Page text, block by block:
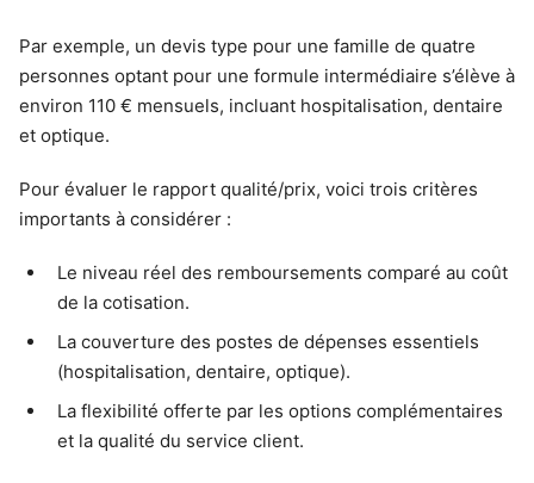
Par exemple, un devis type pour une famille de quatre
personnes optant pour une formule intermédiaire s’élève à
environ 110 € mensuels, incluant hospitalisation, dentaire
et optique.
Pour évaluer le rapport qualité/prix, voici trois critères
importants à considérer :
Le niveau réel des remboursements comparé au coût
de la cotisation.
La couverture des postes de dépenses essentiels
(hospitalisation, dentaire, optique).
La flexibilité offerte par les options complémentaires
et la qualité du service client.